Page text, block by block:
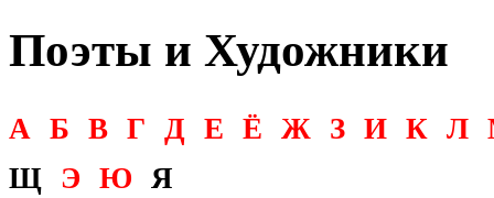
Поэты и Художники
А Б В Г Д Е Ё Ж З И К Л
Щ
Э Ю Я